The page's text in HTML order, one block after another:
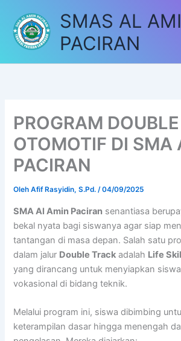
konten
SMAS AL
PACIRAN
PROGRAM
OTOMOTIF DI SMA
PACIRAN
OlehAfif Rasyidin, S.Pd./04/09/2025
SMA Al Amin Paciran senantiasa
bekal nyata bagi siswanya agar siap
tantangan di masa depan. Salah satu
dalam jalur Double Track adalah Life
yang dirancang untuk menyiapkan
vokasional di bidang teknik.
Melalui program ini, siswa dibimbing
keterampilan dasar hingga menengah